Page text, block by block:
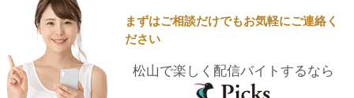
まずはご相談だけでもお気軽にご連絡く
ださい
松山で楽しく配信バイトするなら